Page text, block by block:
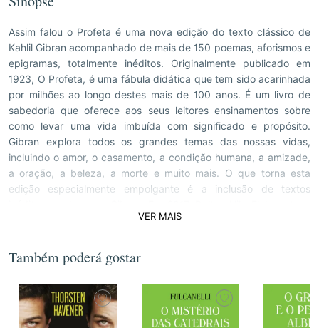
Sinopse
Assim falou o Profeta é uma nova edição do texto clássico de
Kahlil Gibran acompanhado de mais de 150 poemas, aforismos e
epigramas, totalmente inéditos. Originalmente publicado em
1923, O Profeta, é uma fábula didática que tem sido acarinhada
por milhões ao longo destes mais de 100 anos. É um livro de
sabedoria que oferece aos seus leitores ensinamentos sobre
como levar uma vida imbuída com significado e propósito.
Gibran explora todos os grandes temas das nossas vidas,
incluindo o amor, o casamento, a condição humana, a amizade,
a oração, a beleza, a morte e muito mais. O que torna esta
edição especialmente empolgante é a inclusão de textos
acesso aos arquivos Gibran/Haskell na Universidade da Carlina
alguns escritos muito pouco conhecidos de Gibran, publicados
agora pela primeira vez. Neste livro encontra toda a inspiração
clássica de Gibran e a inspiração que leva os leitores a
contemplar amor, beleza, mortalidade e significado.
VER MAIS
Também poderá gostar